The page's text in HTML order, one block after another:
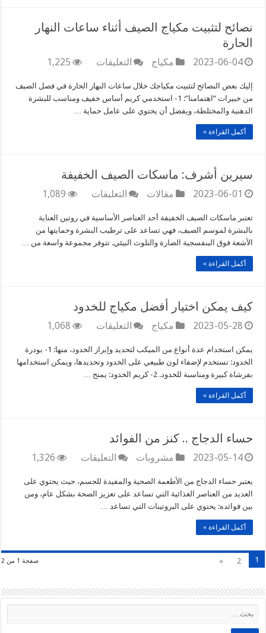
نصائح لتثبيت مكياج الصيف أثناء ساعات النهار
الحارة
2023-06-04 مكياج التعليقات على
لتثبيت
مكياج
الصيف
أثناء
1,225
إليك بعض النصائح لتثبيت مكياجك خلال ساعات النهار الحارة في فصل الصيف
من خبيرات “اهتمامنا”: 1- استخدمي كريم أساس خفيف ومناسب للبشرة
الدهنية والمختلطة، ويفضل أن يحتوي على عامل حماية …
أكمل القراءة »
سيرين أشرف: ماسكات الصيف الخفيفة
2023-06-01 مقالات التعليقات على
أشرف:
ماسكات
الصيف
الخفيفة
1,089
تعتبر ماسكات الصيف الخفيفة أحد العناصر الأساسية في روتين العناية
بالبشرة لموسم الصيف، فهي تساعد على ترطيب البشرة وحمايتها من
الأشعة فوق البنفسجية الضارة والتلوث البيئي. تتوفر مجموعة واسعة من …
أكمل القراءة »
كيف يمكن اختيار أفضل مكياج للخدود
2023-05-28 مكياج التعليقات على
يمكن
اختيار
مكياج
1,068
يمكن استخدام عدة أنواع من الميكب لتحديد وإبراز الخدود، منها: 1- بودرة
الخدود: تستخدم لإضفاء لون طبيعي على الخدود وتحديدها، ويمكن استخدامها
بفرشاة كبيرة ومناسبة للخدود. 2- كريم الخدود: يمنح …
أكمل القراءة »
حساء الدجاج .. كنز من الفوائد
2023-05-14 مشروبات التعليقات على
الدجاج
..
1,326
يعتبر حساء الدجاج من الأطعمة الصحية والمفيدة للجسم، حيث يحتوي على
العديد من العناصر الغذائية التي تساعد على تعزيز الصحة بشكل عام، ومن
بين فوائده: يحتوي على البروتينات التي تساعد …
أكمل القراءة »
صفحة 1 من 2 1
2
»